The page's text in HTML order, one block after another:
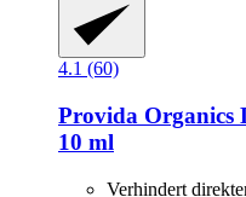
4.1 (60)
Provida Organics
10 ml
Verhindert